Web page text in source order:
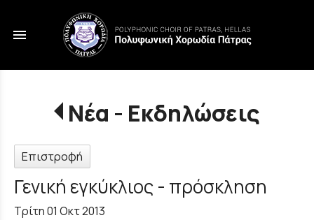
menu
Νέα - Εκδηλώσεις
Επιστροφή
Γενική εγκύκλιος - πρόσκληση
Τρίτη 01 Οκτ 2013